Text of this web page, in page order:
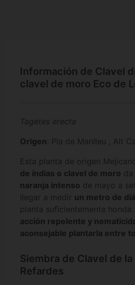
Información de Clavel
clavel de moro Eco de
Tagetes erecta
Origen: Pla de Manlleu , Alt
Esta planta de origen
de índias o clavel de moro da
naranja intenso de mayo a
llegar a medir un metro de
planta suficientemente honda.
acción repelente y
aconsejable plantarla entre
Siembra de Clavel de
Refardes